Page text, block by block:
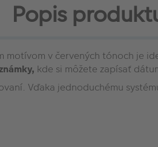
Popis
motívom v červených tónoch je
kde si môžete zapísať
Vďaka jednoduchému